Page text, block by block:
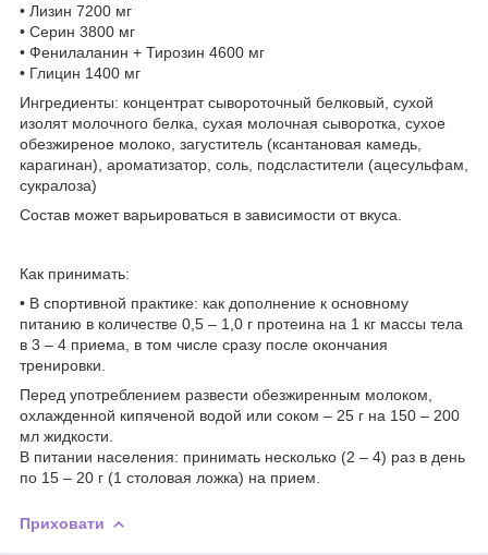
• Лизин 7200 мг
• Серин 3800 мг
• Фенилаланин + Тирозин 4600 мг
• Глицин 1400 мг
Ингредиенты: концентрат сывороточный белковый, сухой
изолят молочного белка, сухая молочная сыворотка, сухое
обезжиреное молоко, загуститель (ксантановая камедь,
карагинан), ароматизатор, соль, подсластители (ацесульфам,
сукралоза)
Состав может варьироваться в зависимости от вкуса.
Как принимать:
• В спортивной практике: как дополнение к основному
питанию в количестве 0,5 – 1,0 г протеина на 1 кг массы тела
в 3 – 4 приема, в том числе сразу после окончания
тренировки.
Перед употреблением развести обезжиренным молоком,
охлажденной кипяченой водой или соком – 25 г на 150 – 200
мл жидкости.
В питании населения: принимать несколько (2 – 4) раз в день
по 15 – 20 г (1 столовая ложка) на прием.
Приховати